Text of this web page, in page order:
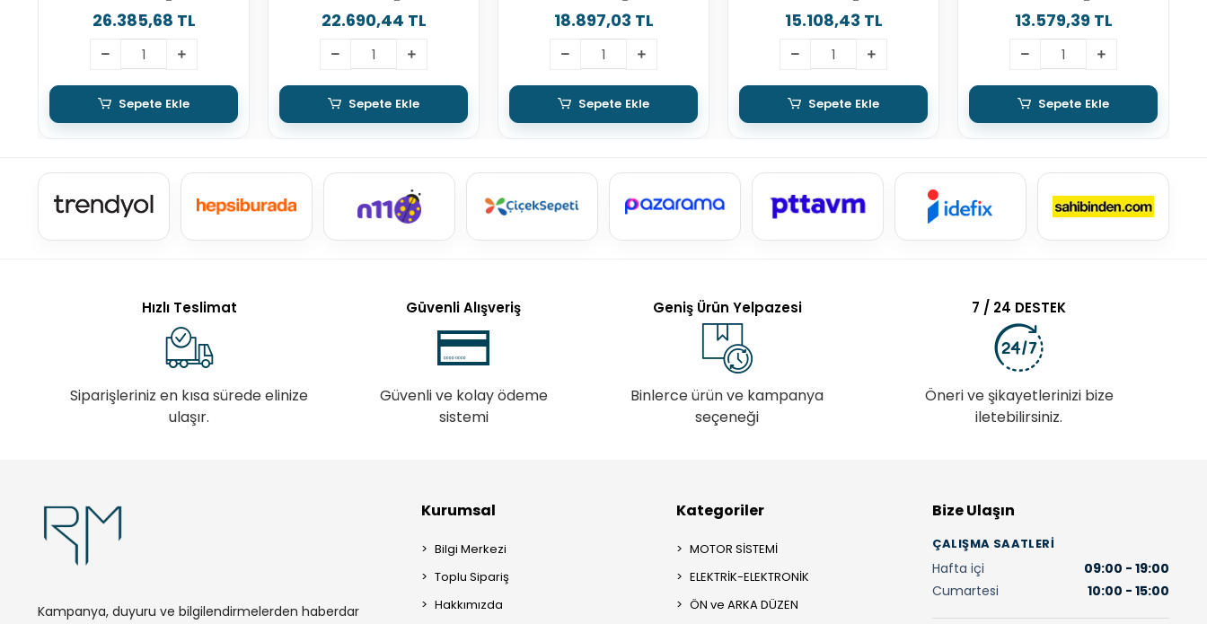
26.385,68 TL
Sepete Ekle
22.690,44 TL
Sepete Ekle
18.897,03 TL
Sepete Ekle
15.108,43 TL
Sepete Ekle
13.579,39 TL
Sepete Ekle
Hızlı Teslimat
Siparişleriniz en kısa sürede elinize
ulaşır.
Güvenli Alışveriş
Güvenli ve kolay ödeme
sistemi
Geniş Ürün Yelpazesi
Binlerce ürün ve kampanya
seçeneği
7 / 24 DESTEK
Öneri ve şikayetlerinizi bize
iletebilirsiniz.
Kampanya, duyuru ve bilgilendirmelerden haberdar
Kurumsal
Bilgi Merkezi
Toplu Sipariş
Hakkımızda
Kategoriler
MOTOR SİSTEMİ
ELEKTRİK-ELEKTRONİK
ÖN ve ARKA DÜZEN
Bize Ulaşın
ÇALIŞMA SAATLERI
Hafta içi
09:00 - 19:00
Cumartesi
10:00 - 15:00